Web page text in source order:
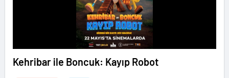
Kehribar ile Boncuk: Kayıp Robot